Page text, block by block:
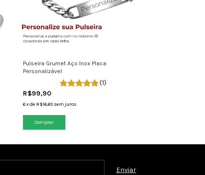
Pulseira Grumet Aço Inox Placa
Personalizável
(1)
R$99,90
6xde R$16,65 sem juros
Comprar